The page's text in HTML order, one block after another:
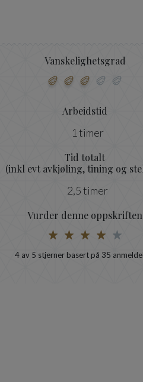
Vanskelighetsgrad
Arbeidstid
1 timer
Tid totalt
(inkl evt avkjøling, tining og
2,5 timer
Vurder denne oppskriften
4 av 5 stjerner basert på 35